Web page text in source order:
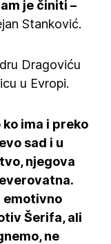
je činiti –
Stanković.
Dragoviću
u Evropi.
ima i preko
sad i u
njegova
emotivno
Šerifa, ali
ne